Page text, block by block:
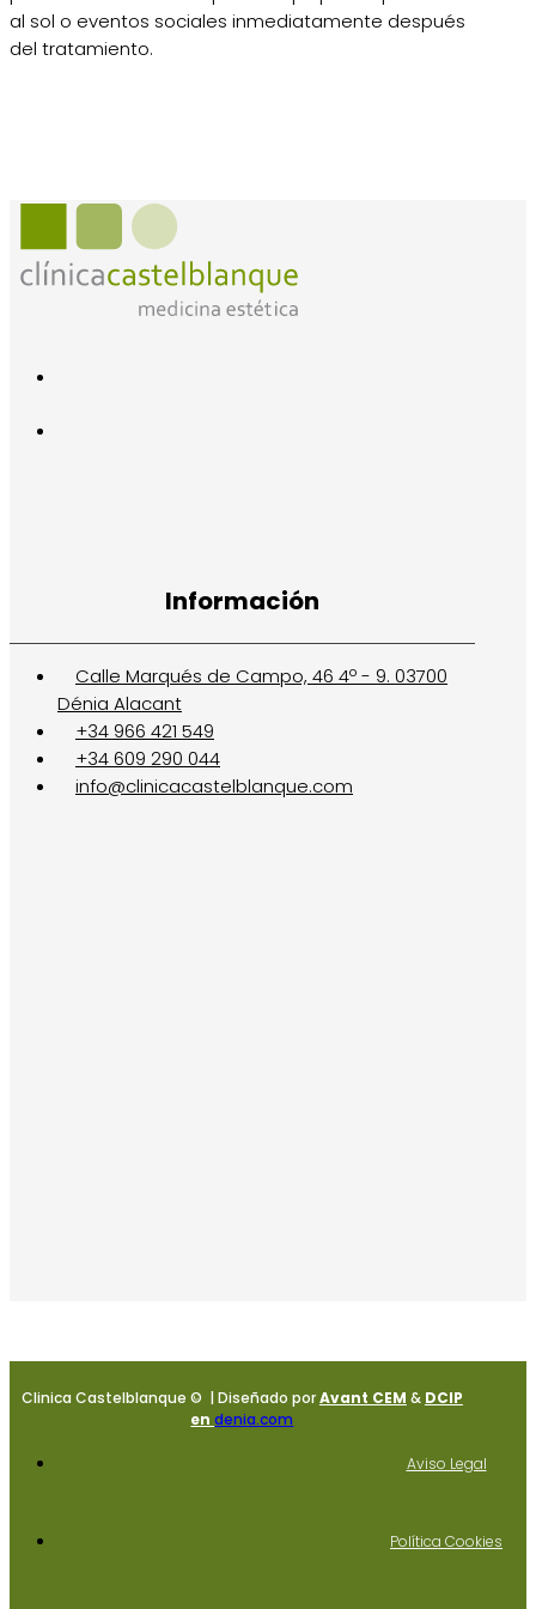
al sol o eventos sociales inmediatamente después
del tratamiento.
Información
Calle Marqués de Campo, 46 4º - 9. 03700
Dénia Alacant
+34 966 421 549
+34 609 290 044
info@clinicacastelblanque.com
Clinica Castelblanque © | Diseñado porAvant CEM & DCIP
endenia.com
Aviso Legal
Política Cookies